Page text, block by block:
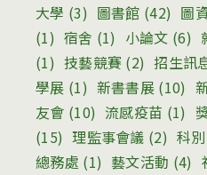
大學 (3) 圖書館 (42) 圖
(1) 宿舍 (1) 小論文 (6)
(1) 技藝競賽 (2) 招生訊
學展 (1) 新書書展 (10)
友會 (10) 流感疫苗 (1)
(15) 理監事會議 (2) 科
總務處 (1) 藝文活動 (4)